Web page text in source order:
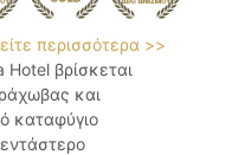
περισσότερα >>
βρίσκεται
και
καταφύγιο